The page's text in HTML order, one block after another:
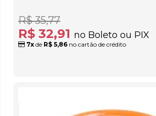
R$ 32,91 no Boleto ou PIX
R$ 35,77
7x de R$ 5,86 no cartão de crédito